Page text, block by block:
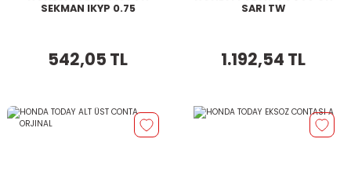
SEKMAN IKYP 0.75
542,05 TL
SARI TW
1.192,54 TL